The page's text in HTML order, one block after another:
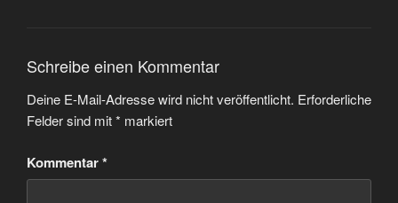
Schreibe einen Kommentar
Deine E-Mail-Adresse wird nicht veröffentlicht. Erforderliche
Felder sind mit* markiert
Kommentar*